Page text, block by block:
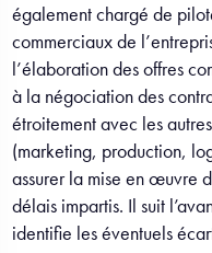
également chargé de
commerciaux de
l’élaboration des offres
à la négociation des
étroitement avec les
(marketing, production,
assurer la mise en œuvre
délais impartis. Il suit
identifie les éventuels